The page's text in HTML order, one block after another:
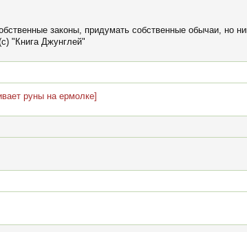
законы, придумать собственные обычаи, но
"Книга Джунглей"
руны на ермолке]